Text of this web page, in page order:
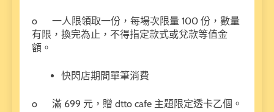
o 一人限領取一份，每場次限量 100 份，數量
有限，換完為止，不得指定款式或兌款等值金
額。
快閃店期間單筆消費
o 滿 699 元，贈 dtto cafe 主題限定透卡乙個。